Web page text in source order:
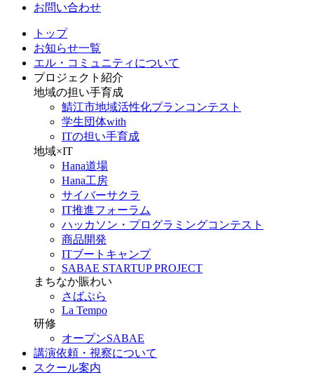
お問い合わせ
トップ
お知らせ一覧
エル・コミュニティについて
プロジェクト紹介
地域の担い手育成
鯖江市地域活性化プランコンテスト
学生団体with
ITの担い手育成
地域×IT
Hana道場
Hana工房
サイバーサクラ
IT推進フォーラム
ハッカソン・プログラミングコンテスト
商品開発
ITブートキャンプ
SABAE STARTUP PROJECT
まちなか賑わい
さばぷら
La Tempo
研修
オープンSABAE
講演依頼・視察について
スクール案内